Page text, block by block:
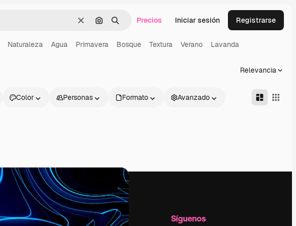
BorrarBuscar por imagen
BuscarPrecios Iniciar sesión Registrarse
Naturaleza Agua Primavera Bosque Textura Verano Lavanda
Relevancia
Color Personas Formato Avanzado
Información útil Empresa Síguenos